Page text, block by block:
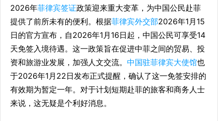
2026年菲律宾签证政策迎来重大变革，为中国公民赴菲
提供了前所未有的便利。根据菲律宾外交部2026年1月15
日的官方宣布，自2026年1月16日起，中国公民可享受14
天免签入境待遇。这一政策旨在促进中菲之间的贸易、投
资和旅游业发展，加强人文交流。 中国驻菲律宾大使馆也
于2026年1月22日发布正式提醒，确认了这一免签安排的
有效期为暂定一年。对于计划短期赴菲的旅客和商务人士
来说，这无疑是个利好消息。